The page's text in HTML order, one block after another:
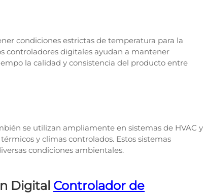
condiciones estrictas de temperatura para la
controladores digitales ayudan a mantener
la calidad y consistencia del producto entre
se utilizan ampliamente en sistemas de HVAC y
y climas controlados. Estos sistemas
condiciones ambientales.
Digital Controlador de